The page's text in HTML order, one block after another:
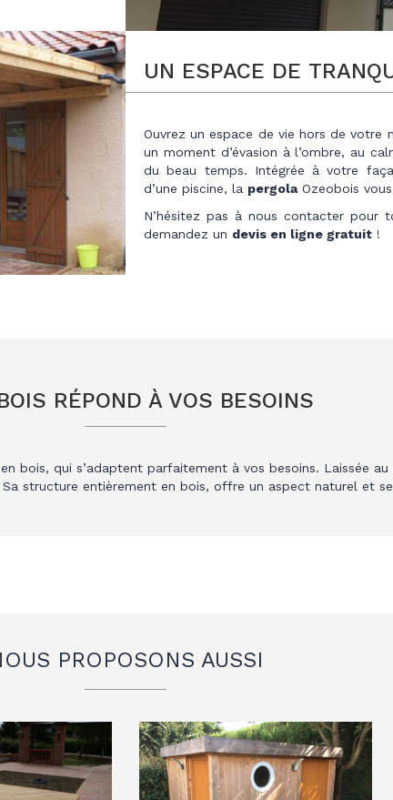
UN ESPACE DE
Ouvrez un espace de vie hors de votre
un moment d’évasion à l’ombre, au
du beau temps. Intégrée à votre
d’une piscine, la pergolaOzeobois
N’hésitez pas à nous contacter pour
demandez un devis en ligne gratuit !
RÉPOND À VOS BESOINS
bois, qui s’adaptent parfaitement à vos besoins. Laissée
structure entièrement en bois, offre un aspect naturel et
PROPOSONS AUSSI